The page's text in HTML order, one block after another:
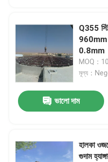
Q355
960mm
0.8mm
MOQ：
মূল্য：
ভালো দাম
হালকা
গুদাম